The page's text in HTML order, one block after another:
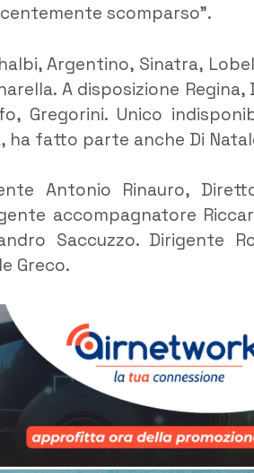
scomparso”.
Argentino, Sinatra,
A disposizione Regina,
Gregorini. Unico
ha fatto parte anche Di
Antonio Rinauro,
accompagnatore
Saccuzzo. Dirigente
Greco.